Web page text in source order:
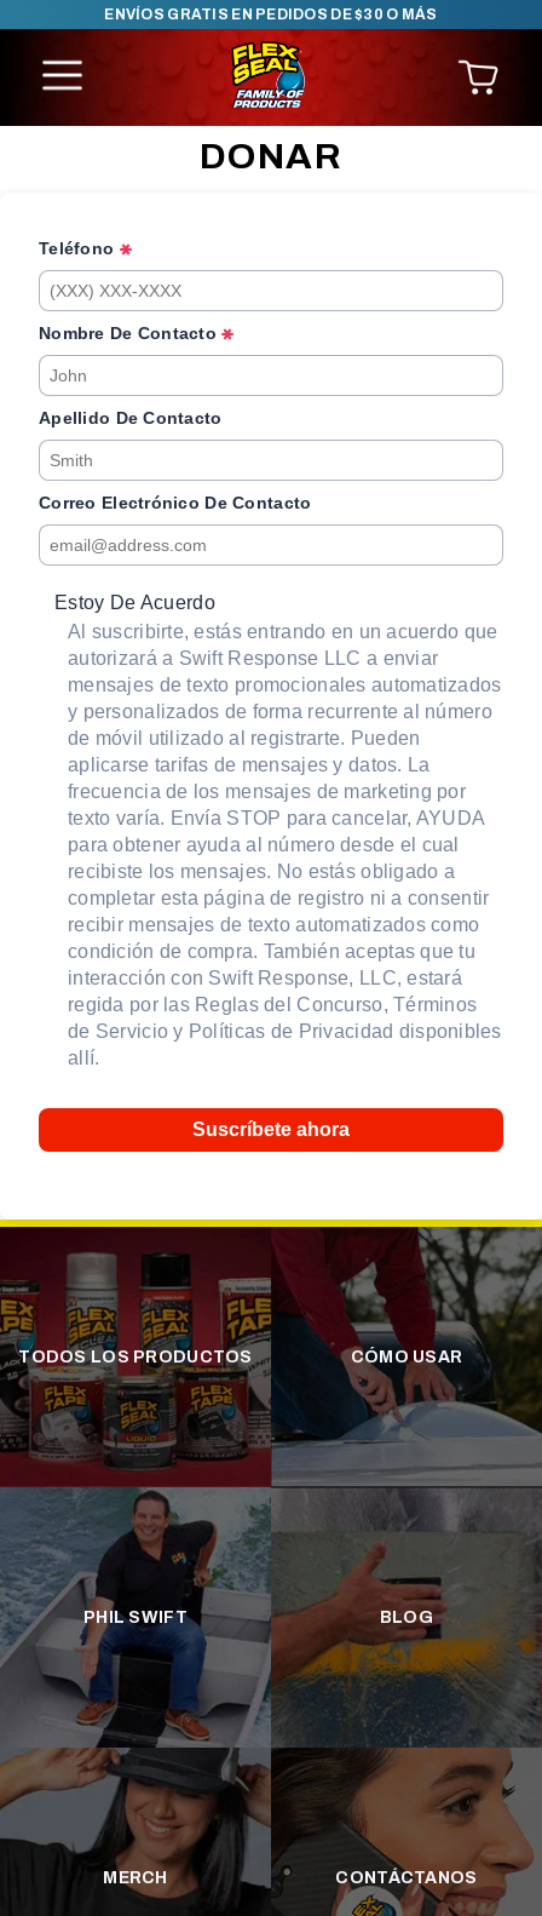
SKIP TO CONTENT
ENVÍOS GRATIS EN PEDIDOS DE $30 O MÁS
DONAR
Teléfono
Nombre De Contacto
Apellido De Contacto
Correo Electrónico De Contacto
Estoy De Acuerdo
Al suscribirte, estás entrando en un acuerdo que
autorizará a Swift Response LLC a enviar
mensajes de texto promocionales automatizados
y personalizados de forma recurrente al número
de móvil utilizado al registrarte. Pueden
aplicarse tarifas de mensajes y datos. La
frecuencia de los mensajes de marketing por
texto varía. Envía STOP para cancelar, AYUDA
para obtener ayuda al número desde el cual
recibiste los mensajes. No estás obligado a
completar esta página de registro ni a consentir
recibir mensajes de texto automatizados como
condición de compra. También aceptas que tu
interacción con Swift Response, LLC, estará
regida por las Reglas del Concurso,Términos
de Servicio y Políticas de Privacidad disponibles
allí.
Suscríbete ahora
TODOS LOS PRODUCTOS CÓMO USAR
PHIL SWIFT BLOG
MERCH CONTÁCTANOS